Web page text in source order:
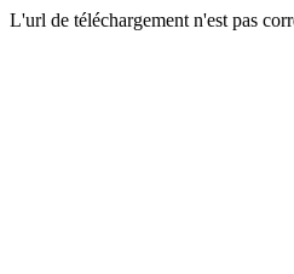
L'url de téléchargement n'est pas